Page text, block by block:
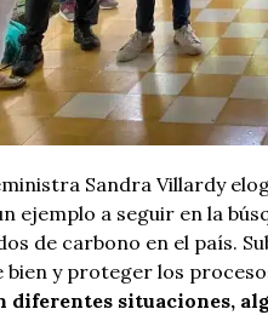
Sandra Villardy
ejemplo a seguir en la
de carbono en el país.
bien y proteger los
diferentes situaciones,